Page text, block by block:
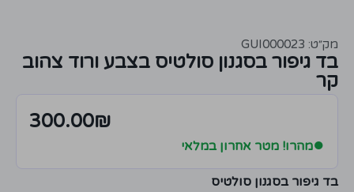
מק״ט: GUI000023
בד גיפור בסגנון סולטיס בצבע ורוד צהוב
קר
300.00₪
●מהרו! מטר אחרון במלאי
בד גיפור בסגנון סולטיס